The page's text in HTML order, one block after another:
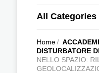
All Categories
Home/
DISTURBATORE
NELLO SPAZIO: